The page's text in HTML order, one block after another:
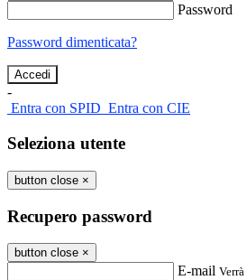
Password
Password dimenticata?
-
Entra con SPID Entra con CIE
Seleziona utente
button close ×
Recupero password
button close ×
E-mail